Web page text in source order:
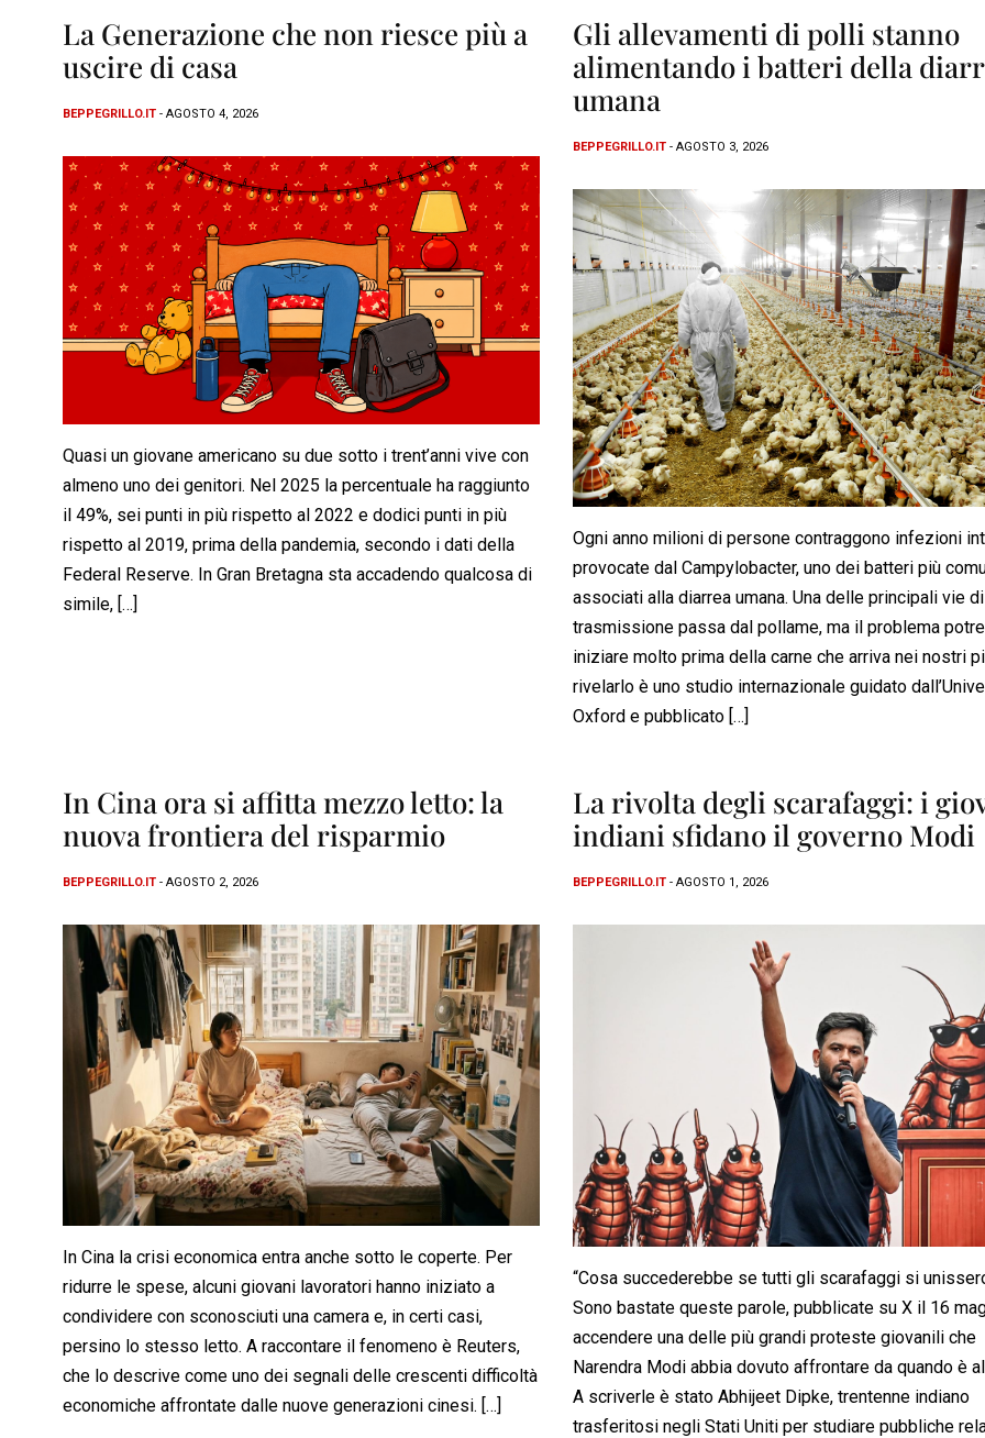
La Generazione che non riesce più a
uscire di casa
BEPPEGRILLO.IT - AGOSTO 4, 2026
Quasi un giovane americano su due sotto i trent’anni vive con
almeno uno dei genitori. Nel 2025 la percentuale ha raggiunto
il 49%, sei punti in più rispetto al 2022 e dodici punti in più
rispetto al 2019, prima della pandemia, secondo i dati della
Federal Reserve. In Gran Bretagna sta accadendo qualcosa di
simile, […]
Gli allevamenti di polli stanno
alimentando i batteri della
umana
BEPPEGRILLO.IT- AGOSTO 3, 2026
Ogni anno milioni di persone contraggono infezioni
provocate dal Campylobacter, uno dei batteri più
associati alla diarrea umana. Una delle principali vie di
trasmissione passa dal pollame, ma il problema
iniziare molto prima della carne che arriva nei nostri
rivelarlo è uno studio internazionale guidato
Oxford e pubblicato […]
In Cina ora si affitta mezzo letto: la
nuova frontiera del risparmio
BEPPEGRILLO.IT - AGOSTO 2, 2026
In Cina la crisi economica entra anche sotto le coperte. Per
ridurre le spese, alcuni giovani lavoratori hanno iniziato a
condividere con sconosciuti una camera e, in certi casi,
persino lo stesso letto. A raccontare il fenomeno è Reuters,
che lo descrive come uno dei segnali delle crescenti difficoltà
economiche affrontate dalle nuove generazioni cinesi. […]
La rivolta degli scarafaggi: i
indiani sfidano il governo Modi
BEPPEGRILLO.IT- AGOSTO 1, 2026
“Cosa succederebbe se tutti gli scarafaggi si
Sono bastate queste parole, pubblicate su X il 16
accendere una delle più grandi proteste giovanili che
Narendra Modi abbia dovuto affrontare da quando è
A scriverle è stato Abhijeet Dipke, trentenne indiano
trasferitosi negli Stati Uniti per studiare pubbliche